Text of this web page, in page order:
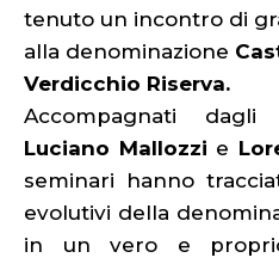
tenuto un incontro di
alla denominazione
Verdicchio Riserva.
Accompagnati
Luciano Mallozzi e
seminari hanno
evolutivi della
in un vero e